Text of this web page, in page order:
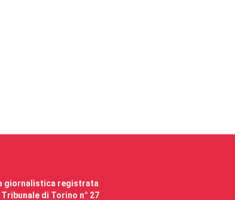
giornalistica registrata
di Torino n° 27